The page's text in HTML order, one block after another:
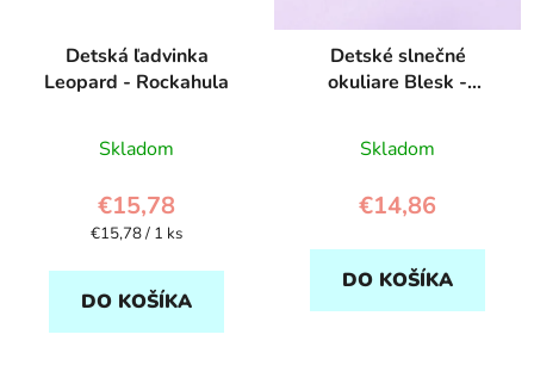
Detská ľadvinka
Leopard - Rockahula
Skladom
€15,78
Jednotková
€15,78 / 1 ks
DO KOŠÍKA
Detské slnečné
okuliare Blesk -
Skladom
€14,86
DO KOŠÍKA